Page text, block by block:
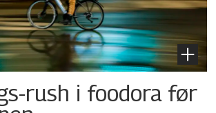
rush i foodora før